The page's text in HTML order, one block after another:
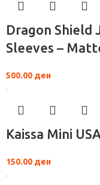
Dragon Shield
Sleeves –
500.00 ден
Kaissa Mini
150.00 ден